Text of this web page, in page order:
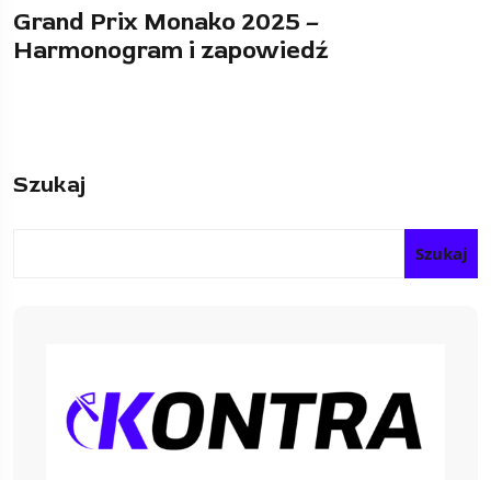
Grand Prix Monako 2025 –
Harmonogram i zapowiedź
Szukaj
Szukaj